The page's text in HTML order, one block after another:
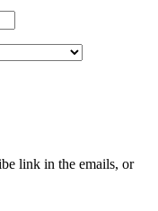
link in the emails, or